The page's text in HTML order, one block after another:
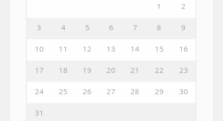
1
2
3
4 5 6 7 8
9
10
11 12 13 14 15
16
17
18 19 20 21 22
23
24
25 26 27 28 29
30
31